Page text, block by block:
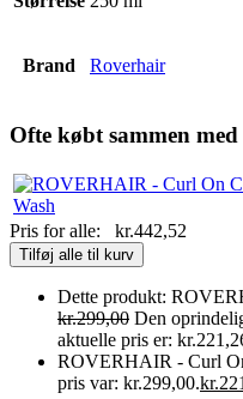
Brand Roverhair
Ofte købt sammen med
Pris for alle:
kr.442,52
Tilføj alle til kurv
Dette produkt:
kr.299,00 Den
aktuelle pris er:
ROVERHAIR - Curl
pris var: kr.299,00.kr.